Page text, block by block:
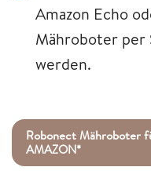
Amazon Echo
Mähroboter per
werden.
Robonect Mähroboter
AMAZON*